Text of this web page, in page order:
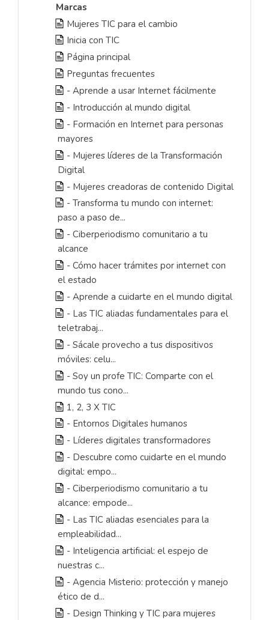
Marcas
Mujeres TIC para el cambio
Inicia con TIC
Página principal
Preguntas frecuentes
- Aprende a usar Internet fácilmente
- Introducción al mundo digital
- Formación en Internet para personas
mayores
- Mujeres líderes de la Transformación
Digital
- Mujeres creadoras de contenido Digital
- Transforma tu mundo con internet:
paso a paso de...
- Ciberperiodismo comunitario a tu
alcance
- Cómo hacer trámites por internet con
el estado
- Aprende a cuidarte en el mundo digital
- Las TIC aliadas fundamentales para el
teletrabaj...
- Sácale provecho a tus dispositivos
móviles: celu...
- Soy un profe TIC: Comparte con el
mundo tus cono...
1, 2, 3 X TIC
- Entornos Digitales humanos
- Líderes digitales transformadores
- Descubre como cuidarte en el mundo
digital: empo...
- Ciberperiodismo comunitario a tu
alcance: empode...
- Las TIC aliadas esenciales para la
empleabilidad...
- Inteligencia artificial: el espejo de
nuestras c...
- Agencia Misterio: protección y manejo
ético de d...
- Design Thinking y TIC para mujeres